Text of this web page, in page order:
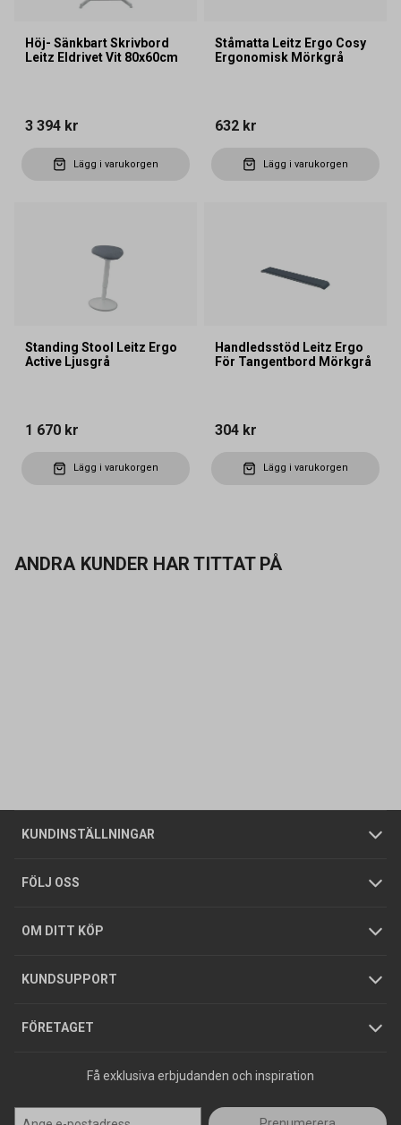
Höj- Sänkbart Skrivbord
Leitz Eldrivet Vit 80x60cm
3 394 kr
Lägg i varukorgen
Ståmatta Leitz Ergo Cosy
Ergonomisk Mörkgrå
632 kr
Lägg i varukorgen
Standing Stool Leitz Ergo
Active Ljusgrå
1 670 kr
Lägg i varukorgen
Handledsstöd Leitz Ergo
För Tangentbord Mörkgrå
304 kr
Lägg i varukorgen
ANDRA KUNDER HAR TITTAT PÅ
KUNDINSTÄLLNINGAR
Företagskund / Privatkund
FÖLJ OSS
OM DITT KÖP
Allmänna försäljningsvillkor
Integritetspolicy
GDPR
KUNDSUPPORT
Butiker
Foldrar och kataloger
Köpguider
Varumärken
FÖRETAGET
Om oss
Tjänster
Hållbarhet
Jobba hos oss
Press
Få exklusiva erbjudanden och inspiration